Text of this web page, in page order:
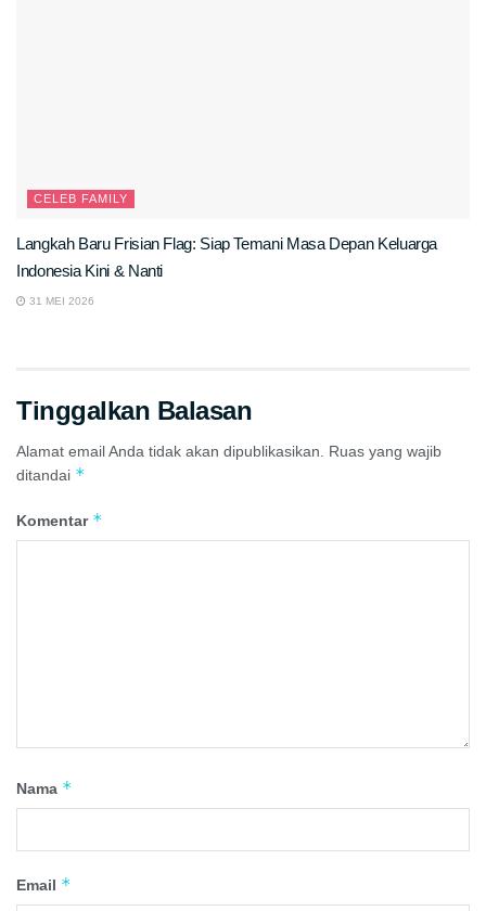
CELEB FAMILY
Langkah Baru Frisian Flag: Siap Temani Masa Depan Keluarga
Indonesia Kini & Nanti
31 MEI 2026
Tinggalkan Balasan
Alamat email Anda tidak akan dipublikasikan.
Ruas yang wajib
ditandai *
Komentar *
Nama *
Email *